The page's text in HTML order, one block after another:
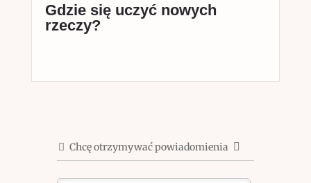
Gdzie się uczyć nowych
rzeczy?
Chcę otrzymywać powiadomienia